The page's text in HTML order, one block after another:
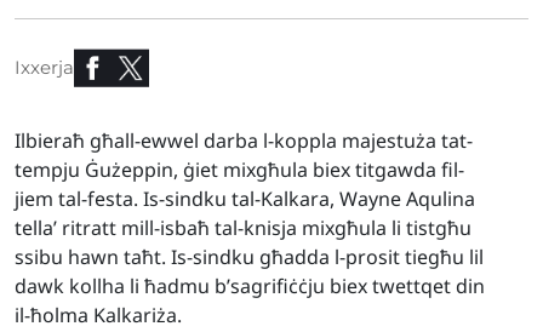
Ixxerja
Ilbieraħ għall-ewwel darba l-koppla majestuża tat-
tempju Ġużeppin, ġiet mixgħula biex titgawda fil-
jiem tal-festa. Is-sindku tal-Kalkara, Wayne Aqulina
tella’ ritratt mill-isbaħ tal-knisja mixgħula li tistgħu
ssibu hawn taħt. Is-sindku għadda l-prosit tiegħu lil
dawk kollha li ħadmu b’sagrifiċċju biex twettqet din
il-ħolma Kalkariża.